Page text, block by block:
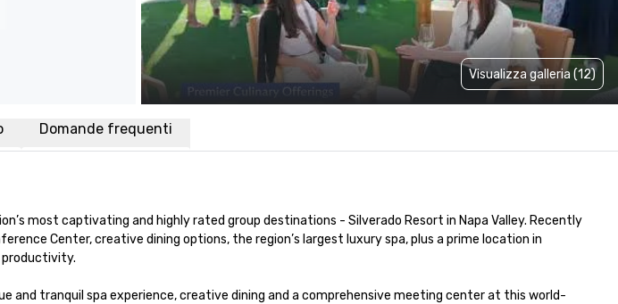
Visualizza galleria (12)
Domande frequenti
most captivating and highly rated group destinations - Silverado Resort in Napa Valley. Recently
Center, creative dining options, the region’s largest luxury spa, plus a prime location in
productivity.
and tranquil spa experience, creative dining and a comprehensive meeting center at this world-